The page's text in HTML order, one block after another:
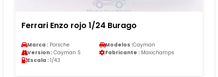
Ferrari Enzo rojo 1/24 Burago
Marca : Porsche Modelos :Cayman
Version : Cayman S Fabricante : Maxichamps
Escala : 1/43